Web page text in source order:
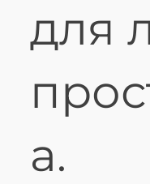
для
а.